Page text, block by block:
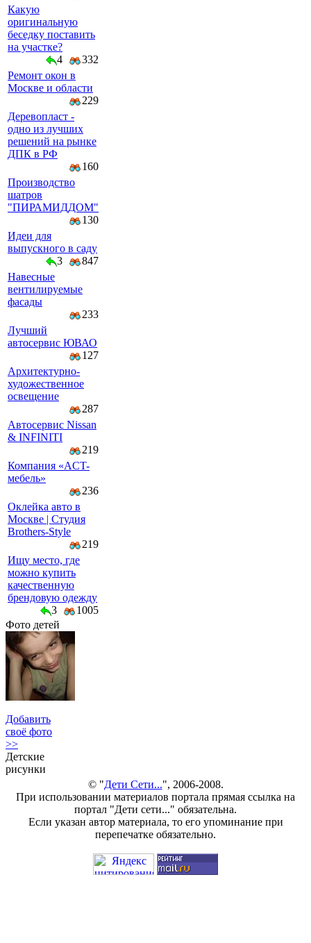
Какую
оригинальную
беседку поставить
на участке?
4
332
Ремонт окон в
Москве и области
229
Деревопласт -
одно из лучших
решений на рынке
ДПК в РФ
160
Производство
шатров
"ПИРАМИДДОМ"
130
Идеи для
выпускного в саду
3
847
Навесные
вентилируемые
фасады
233
Лучший
автосервис ЮВАО
127
Архитектурно-
художественное
освещение
287
Автосервис Nissan
& INFINITI
219
Компaния «AСT-
мeбeль»
236
Оклейка авто в
Москве | Студия
Brothers-Style
219
Ищу место, где
можно купить
качественную
брендовую одежду
3
1005
Фото детей
Добавить
своё фото
>>
Детские
рисунки
© "Дети Сети...", 2006-2008.
При использовании материалов портала прямая ссылка на
портал "Дети сети..." обязательна.
Если указан автор материала, то его упоминание при
перепечатке обязательно.